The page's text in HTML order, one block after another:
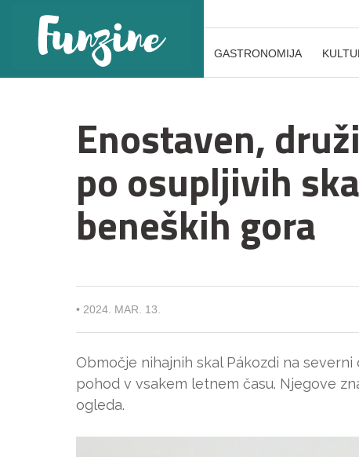
GASTRONOMIJA
Enostaven,
po osupljivih
beneških gora
• 2024. MAR. 13.
Območje nihajnih skal Pákozdi na
pohod v vsakem letnem času. Njegove
ogleda.